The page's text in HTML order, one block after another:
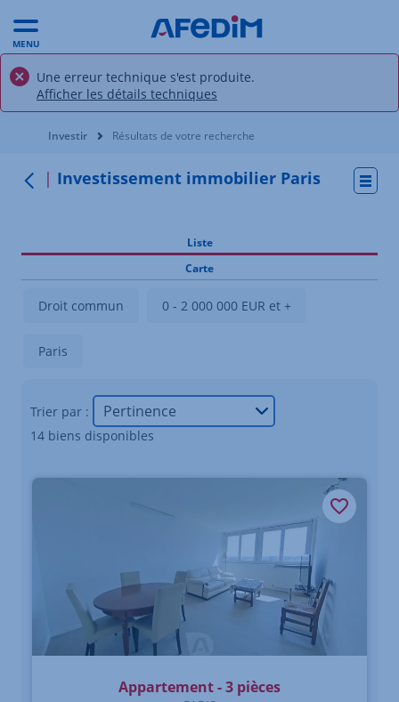
MENU
Une erreur technique s'est produite.
Afficher les détails techniques
Vous êtes ici:
Investir Résultats de votre recherche
Investissement immobilier Paris
Liste
Carte
Droit commun 0 - 2 000 000 EUR et +
Paris
Trier par :
14 biens disponibles
Appartement - 3 pièces